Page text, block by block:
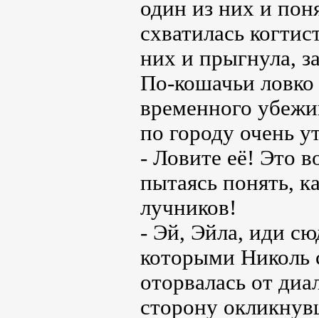
один из них и
схватилась
них и прыгнула,
По-кошачьи ловко
временного
по городу очень
- Ловите её! Это
пытаясь понять,
лучников!
- Эй, Эйла, иди
которыми Николь
оторвалась от
сторону